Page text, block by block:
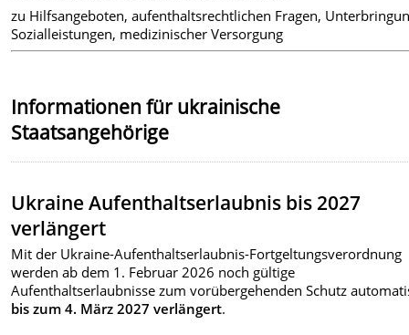
zu Hilfsangeboten, aufenthaltsrechtlichen Fragen,
Sozialleistungen, medizinischer Versorgung
Informationen für ukrainische
Staatsangehörige
Ukraine Aufenthaltserlaubnis bis 2027
verlängert
Mit der Ukraine-Aufenthaltserlaubnis-Fortgeltungsverordnung
werden ab dem 1. Februar 2026 noch gültige
Aufenthaltserlaubnisse zum vorübergehenden Schutz
bis zum 4. März 2027 verlängert.